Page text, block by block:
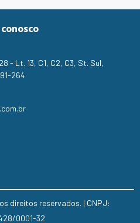
- Lt. 13, C1, C2, C3, St. Sul,
264
direitos reservados. | CNPJ:
0001-32